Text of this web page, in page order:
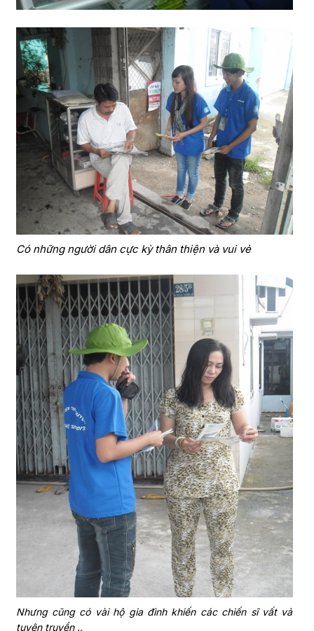
Có những người dân cực kỳ thân thiện và vui vẻ
Nhưng cũng có vài hộ gia đình khiến các chiến sĩ vất vả
tuyên truyền ..